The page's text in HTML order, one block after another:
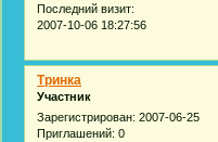
Последний визит:
2007-10-06 18:27:56
Тринка
Участник
Зарегистрирован: 2007-06-25
Приглашений: 0